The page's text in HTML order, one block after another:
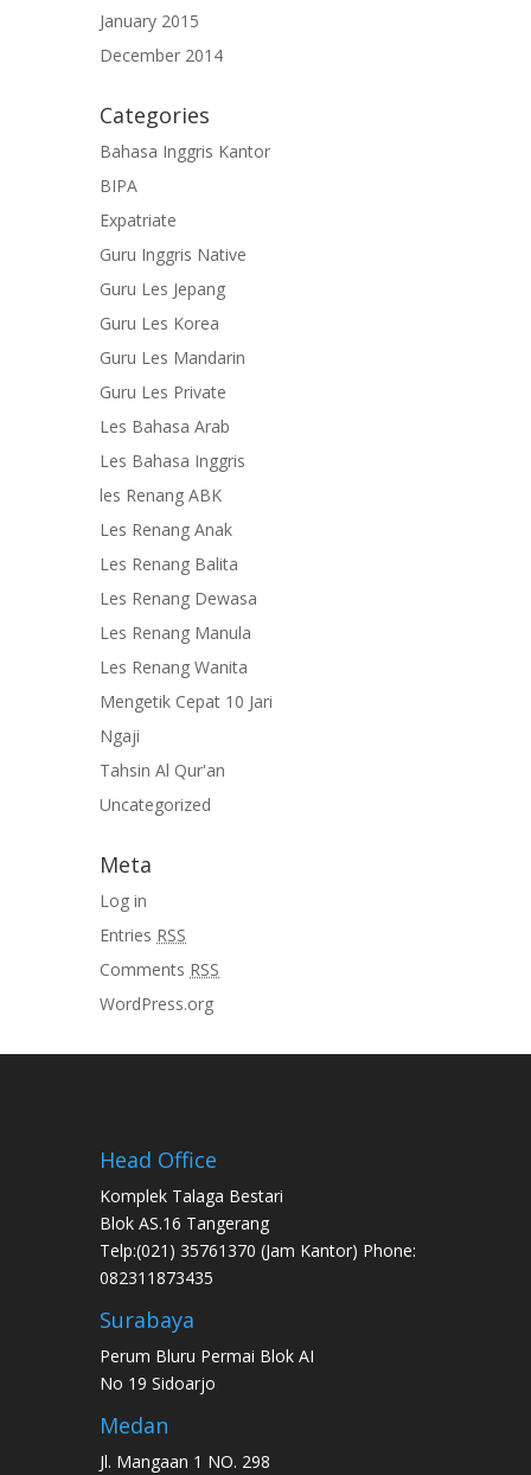
January 2015
December 2014
Categories
Bahasa Inggris Kantor
BIPA
Expatriate
Guru Inggris Native
Guru Les Jepang
Guru Les Korea
Guru Les Mandarin
Guru Les Private
Les Bahasa Arab
Les Bahasa Inggris
les Renang ABK
Les Renang Anak
Les Renang Balita
Les Renang Dewasa
Les Renang Manula
Les Renang Wanita
Mengetik Cepat 10 Jari
Ngaji
Tahsin Al Qur'an
Uncategorized
Meta
Log in
Entries RSS
Comments RSS
WordPress.org
Head Office
Komplek Talaga Bestari
Blok AS.16 Tangerang
Telp:(021) 35761370 (Jam Kantor) Phone:
082311873435
Surabaya
Perum Bluru Permai Blok AI
No 19 Sidoarjo
Medan
Jl. Mangaan 1 NO. 298